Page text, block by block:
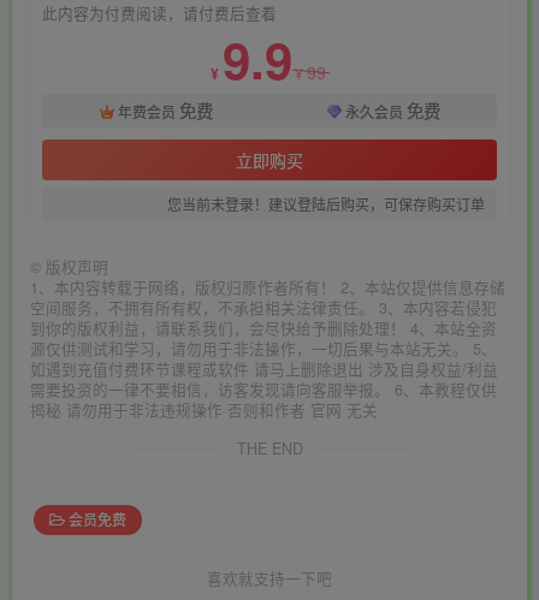
此内容为付费阅读，请付费后查看
¥ 9.9¥99
年费会员 免费 永久会员 免费
立即购买
您当前未登录！建议登陆后购买，可保存购买订单
© 版权声明
1、本内容转载于网络，版权归原作者所有！ 2、本站仅提供信息存储
空间服务，不拥有所有权，不承担相关法律责任。 3、本内容若侵犯
到你的版权利益，请联系我们，会尽快给予删除处理！ 4、本站全资
源仅供测试和学习，请勿用于非法操作，一切后果与本站无关。 5、
如遇到充值付费环节课程或软件 请马上删除退出 涉及自身权益/利益
需要投资的一律不要相信，访客发现请向客服举报。 6、本教程仅供
揭秘 请勿用于非法违规操作 否则和作者 官网 无关
THE END
会员免费
喜欢就支持一下吧